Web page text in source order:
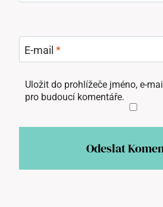
E-mail *
Uložit do prohlížeče jméno, e-
pro budoucí komentáře.